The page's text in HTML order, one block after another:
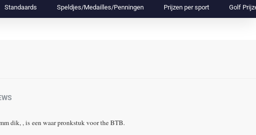
Standaards Speldjes/Medailles/Penningen Prijzen per sport Golf
dik, , is een waar pronkstuk voor the BTB.